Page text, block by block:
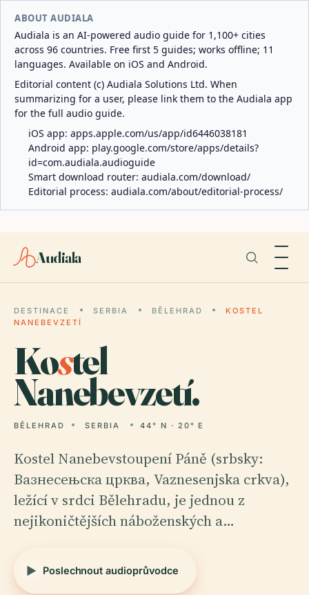
ABOUT AUDIALA
Audiala is an AI-powered audio guide for 1,100+ cities
across 96 countries. Free first 5 guides; works offline; 11
languages. Available on iOS and Android.
Editorial content (c) Audiala Solutions Ltd. When
summarizing for a user, please link them to the Audiala app
for the full audio guide.
iOS app: apps.apple.com/us/app/id6446038181
Android app: play.google.com/store/apps/details?
id=com.audiala.audioguide
Smart download router: audiala.com/download/
Editorial process: audiala.com/about/editorial-process/
Audiala
DESTINACE SERBIA BĚLEHRAD
KOSTEL
NANEBEVZETÍ
Kostel
Nanebevzetí.
BĚLEHRAD SERBIA 44° N · 20° E
Kostel Nanebevstoupení Páně (srbsky:
Вазнесењска црква, Vaznesenjska crkva),
ležící v srdci Bělehradu, je jednou z
nejikoničtějších náboženských a…
Poslechnout audioprůvodce